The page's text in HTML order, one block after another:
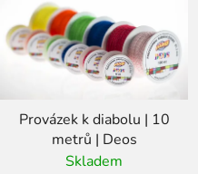
Provázek k diabolu | 10
metrů | Deos
Skladem